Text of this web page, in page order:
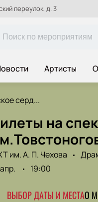
переулок, д. 3
Артисты
серд...
на
им. А. П. Чехова
19:00
ВЫБОР ДАТЫ И МЕСТАО